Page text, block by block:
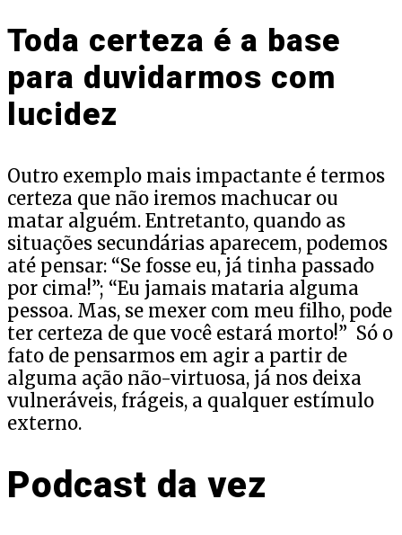
Toda certeza é a base
para duvidarmos com
lucidez
Outro exemplo mais impactante é termos
certeza que não iremos machucar ou
matar alguém. Entretanto, quando as
situações secundárias aparecem, podemos
até pensar: “Se fosse eu, já tinha passado
por cima!”; “Eu jamais mataria alguma
pessoa. Mas, se mexer com meu filho, pode
ter certeza de que você estará morto!” Só o
fato de pensarmos em agir a partir de
alguma ação não-virtuosa, já nos deixa
vulneráveis, frágeis, a qualquer estímulo
externo.
Podcast da vez